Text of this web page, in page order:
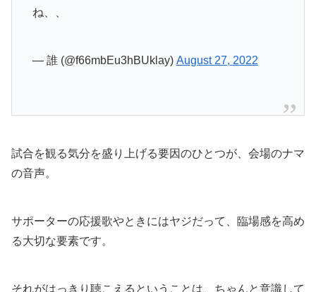
ね、、
— 誰 (@f66mbEu3hBUklay) August 27, 2022
試合を観る気分を盛り上げる要因のひとつが、会場のナマ
の音声。
サポーターの応援歌やときにはヤジだって、臨場感を高め
る大切な要素です。
それがはっきり聴こえるということは、ちゃんと意識して